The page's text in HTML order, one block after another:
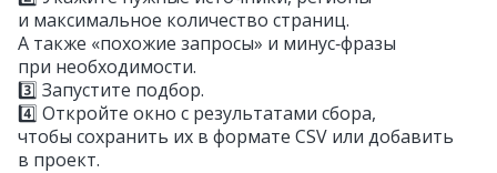
и максимальное количество страниц.
А также «похожие запросы» и минус‑фразы
при необходимости.
3️⃣ Запустите подбор.
4️⃣ Откройте окно с результатами сбора,
чтобы сохранить их в формате CSV или добавить
в проект.